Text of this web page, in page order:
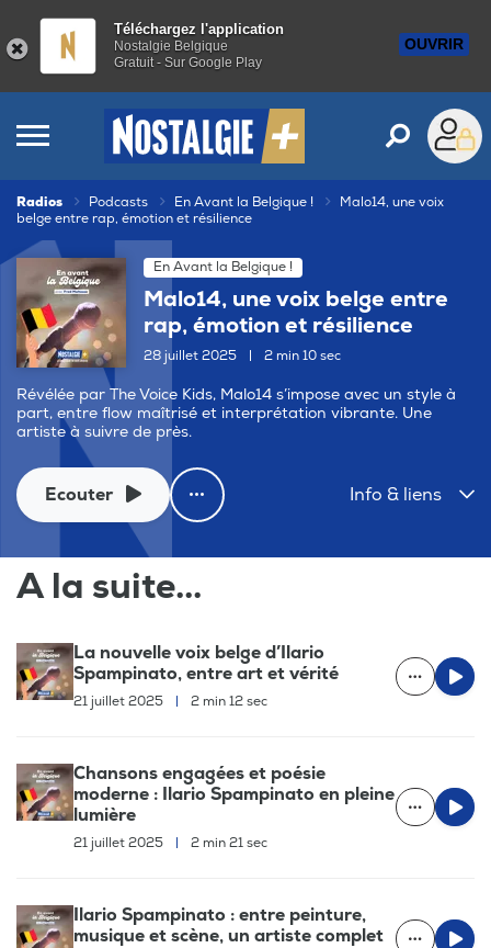
Téléchargez l'application
Nostalgie Belgique
Gratuit - Sur Google Play
OUVRIR
Radios Podcasts En Avant la Belgique !
Malo14, une voix
belge entre rap, émotion et résilience
En Avant la Belgique !
Malo14, une voix belge entre
rap, émotion et résilience
28 juillet 2025 2 min 10 sec
Révélée par The Voice Kids, Malo14 s’impose avec un style à
part, entre flow maîtrisé et interprétation vibrante. Une
artiste à suivre de près.
Ecouter Info & liens
A la suite...
La nouvelle voix belge d’Ilario
Spampinato, entre art et vérité
21 juillet 2025 | 2 min 12 sec
Chansons engagées et poésie
moderne : Ilario Spampinato en pleine
lumière
21 juillet 2025 | 2 min 21 sec
Ilario Spampinato : entre peinture,
musique et scène, un artiste complet